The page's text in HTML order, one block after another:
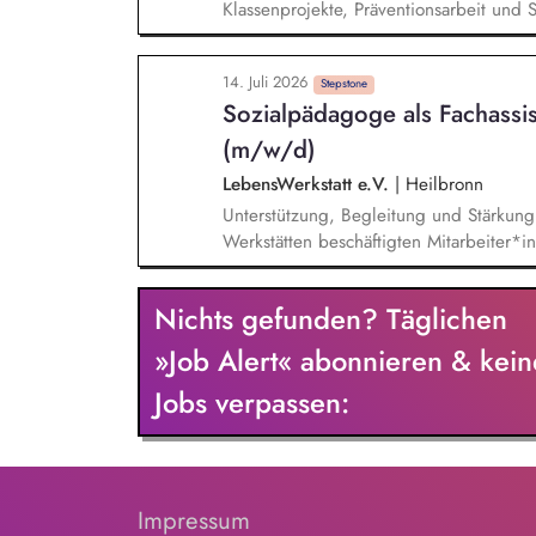
Klassenprojekte, Präventionsarbeit
Zusammenarbeit mit Schulleitung,
Förderung und Vernetzung von
Schule für das Gemeinwesen Stärkung
Orientierungshilfen bei verschiedenen
Beruf, Wohnen, Familie etc.)
von Schülern und Schülerinnen durch
14. Juli 2026 Stepstone
Sozialpädagoge als
(m/w/d)
LebensWerkstatt e.V. | Heilbronn
Unterstützung, Begleitung und
Werks­tätten beschäftigten
Wahrnehmung ihrer gesetzlichen
bildung. Unterstützung und
Werkstatt­leitung, Vorstand, Gremien,
wie z. B. Angehörigenvertretung,
Planung, Durchführung und Begleitung
Nichts gefunden? Täglichen
»Job Alert« abonnieren &
Jobs verpassen:
Impressum